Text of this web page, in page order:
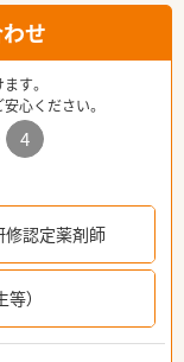
せ
す。
心ください。
4
修認定薬剤師
）